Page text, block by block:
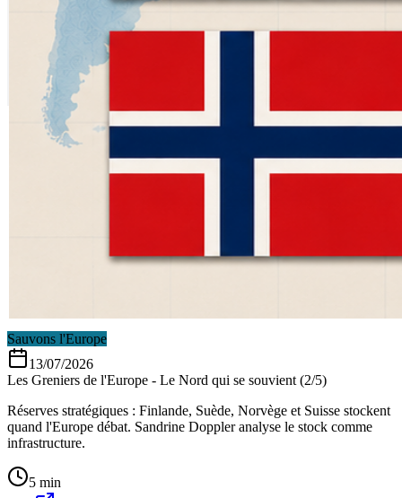
Sauvons l'Europe
13/07/2026
Les Greniers de l'Europe - Le Nord qui se souvient (2/5)
Réserves stratégiques : Finlande, Suède, Norvège et Suisse stockent
quand l'Europe débat. Sandrine Doppler analyse le stock comme
infrastructure.
5 min